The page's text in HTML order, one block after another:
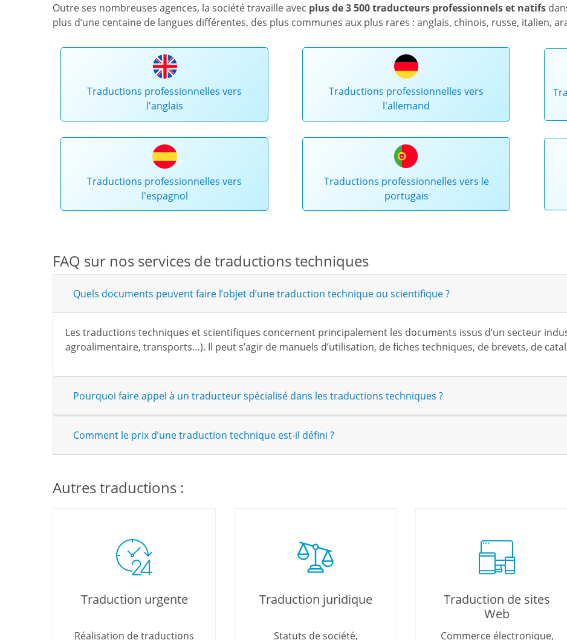
Outre ses nombreuses agences, la société travaille avec plus de 3 500 traducteurs professionnels et natifs
plus d’une centaine de langues différentes, des plus communes aux plus rares : anglais, chinois, russe, italien,
Traductions professionnelles vers
l'anglais
Traductions professionnelles vers
l'allemand
Traductions professionnelles vers
l'espagnol
Traductions professionnelles vers le
portugais
FAQ sur nos services de traductions techniques
Quels documents peuvent faire l’objet d’une traduction technique ou scientifique ?
Les traductions techniques et scientifiques concernent principalement les documents issus d’un secteur
agroalimentaire, transports…). Il peut s’agir de manuels d’utilisation, de fiches techniques, de brevets, de
Pourquoi faire appel à un traducteur spécialisé dans les traductions techniques ?
Comment le prix d’une traduction technique est-il défini ?
Autres traductions :
Traduction urgente
Réalisation de traductions
Traduction juridique
Statuts de société,
Traduction de sites
Web
Commerce électronique,